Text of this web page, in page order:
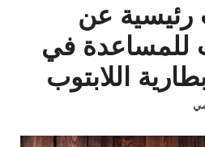
رئيسية عن
للمساعدة في
اللابتوب